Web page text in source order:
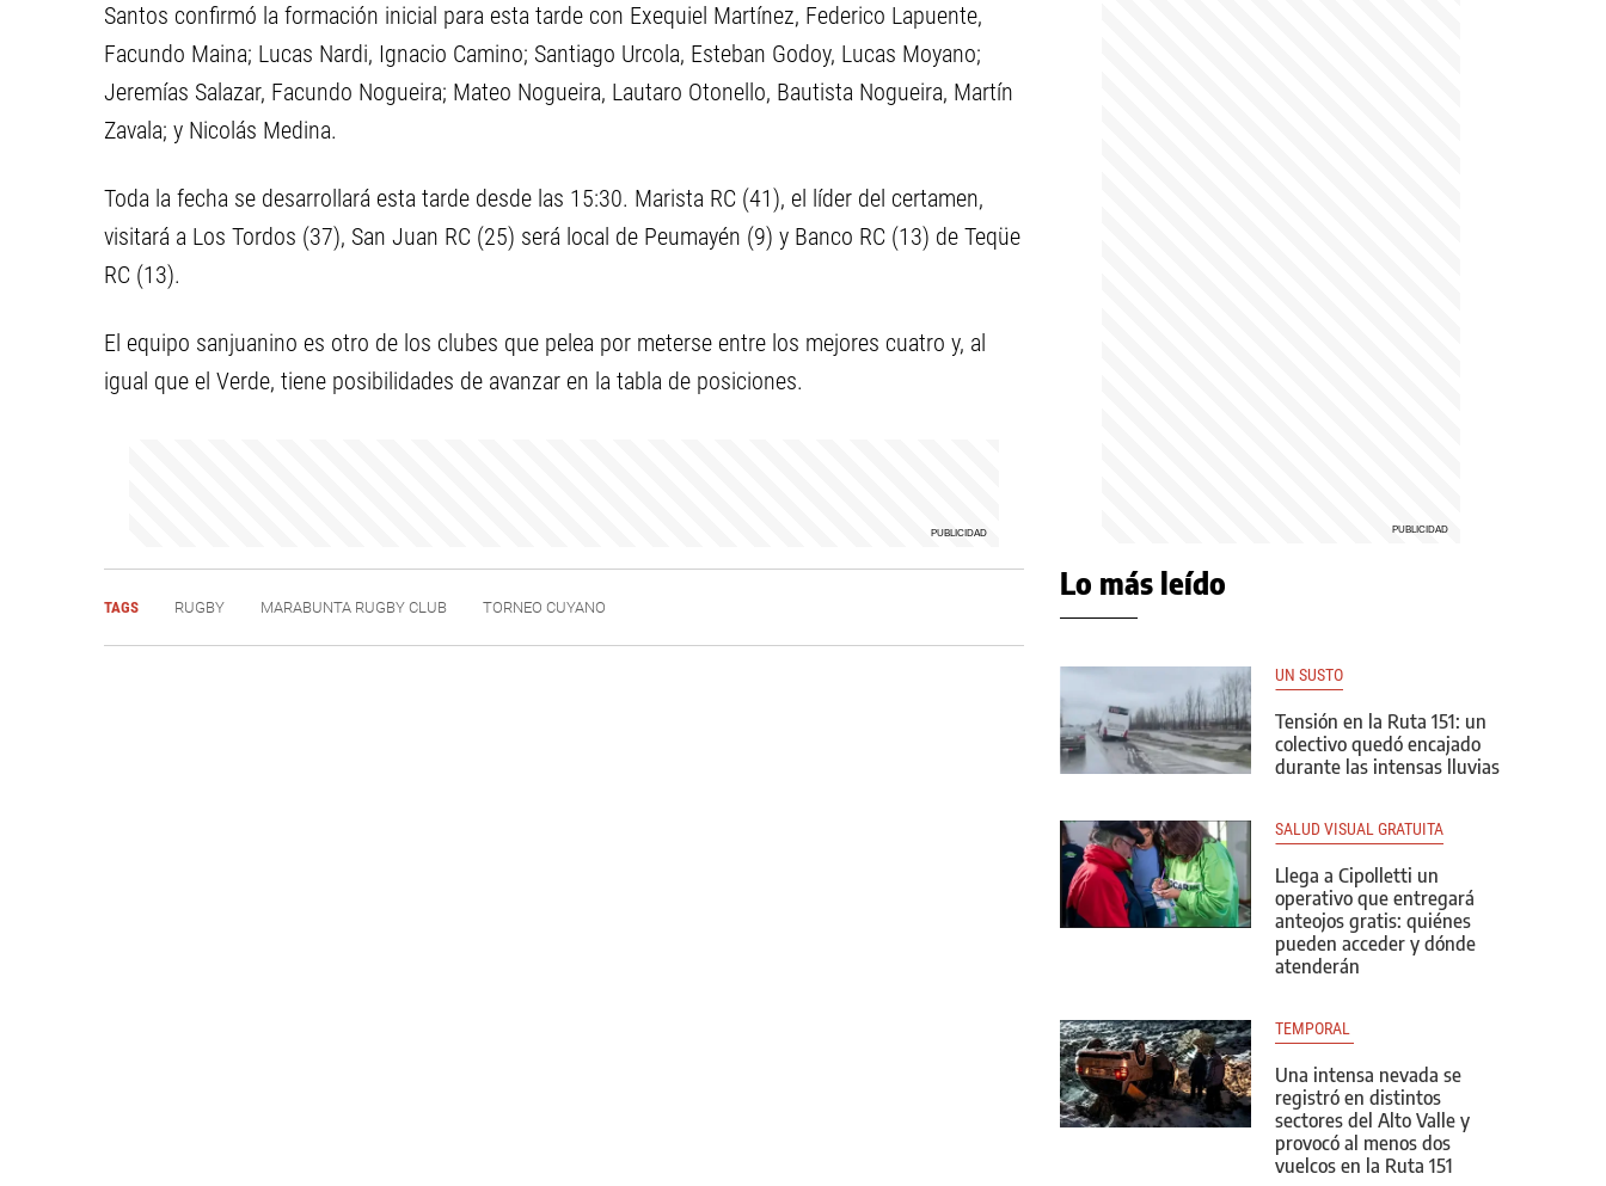
Santos confirmó la formación inicial para esta tarde con Exequiel Martínez, Federico Lapuente,
Facundo Maina; Lucas Nardi, Ignacio Camino; Santiago Urcola, Esteban Godoy, Lucas Moyano;
Jeremías Salazar, Facundo Nogueira; Mateo Nogueira, Lautaro Otonello, Bautista Nogueira, Martín
Zavala; y Nicolás Medina.
Toda la fecha se desarrollará esta tarde desde las 15:30. Marista RC (41), el líder del certamen,
visitará a Los Tordos (37), San Juan RC (25) será local de Peumayén (9) y Banco RC (13) de Teqüe
RC (13).
El equipo sanjuanino es otro de los clubes que pelea por meterse entre los mejores cuatro y, al
igual que el Verde, tiene posibilidades de avanzar en la tabla de posiciones.
TAGS RUGBY MARABUNTA RUGBY CLUB TORNEO CUYANO
Lo más leído
UN SUSTO
Tensión en la Ruta 151: un
colectivo quedó encajado
durante las intensas lluvias
SALUD VISUAL GRATUITA
Llega a Cipolletti un
operativo que entregará
anteojos gratis: quiénes
pueden acceder y dónde
atenderán
TEMPORAL
Una intensa nevada se
registró en distintos
sectores del Alto Valle y
provocó al menos dos
vuelcos en la Ruta 151